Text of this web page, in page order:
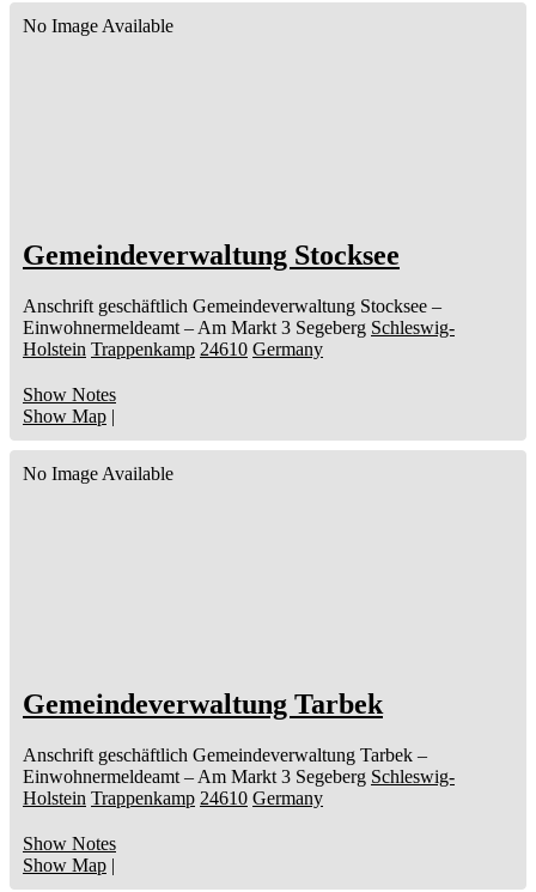
No Image Available
Gemeindeverwaltung Stocksee
Anschrift geschäftlich Gemeindeverwaltung Stocksee –
Einwohnermeldeamt – Am Markt 3 Segeberg Schleswig-
Holstein Trappenkamp 24610 Germany
Show Notes
Show Map |
No Image Available
Gemeindeverwaltung Tarbek
Anschrift geschäftlich Gemeindeverwaltung Tarbek –
Einwohnermeldeamt – Am Markt 3 Segeberg Schleswig-
Holstein Trappenkamp 24610 Germany
Show Notes
Show Map |